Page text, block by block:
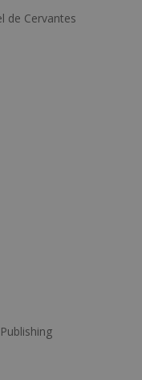
de Cervantes